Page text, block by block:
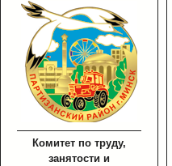
Комитет по труду,
занятости и